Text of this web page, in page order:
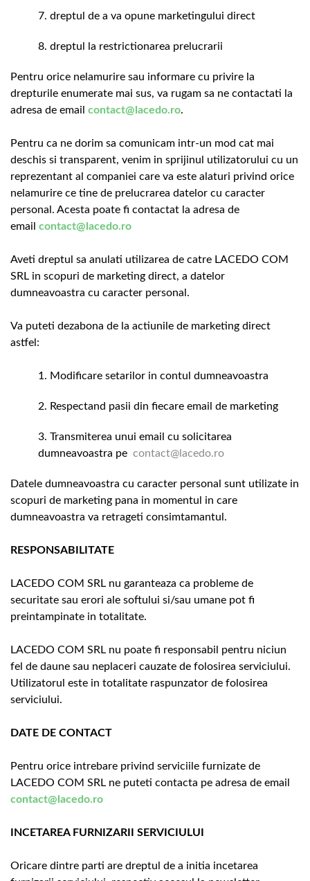
dreptul de a va opune marketingului direct
dreptul la restrictionarea prelucrarii
Pentru orice nelamurire sau informare cu privire la
drepturile enumerate mai sus, va rugam sa ne contactati la
adresa de email contact@lacedo.ro.
Pentru ca ne dorim sa comunicam intr-un mod cat mai
deschis si transparent, venim in sprijinul utilizatorului cu un
reprezentant al companiei care va este alaturi privind orice
nelamurire ce tine de prelucrarea datelor cu caracter
personal. Acesta poate fi contactat la adresa de
email contact@lacedo.ro
Aveti dreptul sa anulati utilizarea de catre LACEDO COM
SRL in scopuri de marketing direct, a datelor
dumneavoastra cu caracter personal.
Va puteti dezabona de la actiunile de marketing direct
astfel:
Modificare setarilor in contul dumneavoastra
Respectand pasii din fiecare email de marketing
Transmiterea unui email cu solicitarea
dumneavoastra pe contact@lacedo.ro
Datele dumneavoastra cu caracter personal sunt utilizate in
scopuri de marketing pana in momentul in care
dumneavoastra va retrageti consimtamantul.
RESPONSABILITATE
LACEDO COM SRL nu garanteaza ca probleme de
securitate sau erori ale softului si/sau umane pot fi
preintampinate in totalitate.
LACEDO COM SRL nu poate fi responsabil pentru niciun
fel de daune sau neplaceri cauzate de folosirea serviciului.
Utilizatorul este in totalitate raspunzator de folosirea
serviciului.
DATE DE CONTACT
Pentru orice intrebare privind serviciile furnizate de
LACEDO COM SRL ne puteti contacta pe adresa de email
contact@lacedo.ro
INCETAREA FURNIZARII SERVICIULUI
Oricare dintre parti are dreptul de a initia incetarea